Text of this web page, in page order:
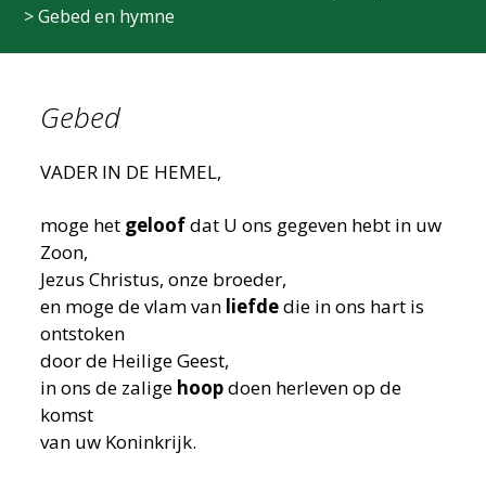
>Gebed en hymne
Gebed
VADER IN DE HEMEL,
moge het geloofdat U ons gegeven hebt in uw
Zoon,
Jezus Christus, onze broeder,
en moge de vlam van liefdedie in ons hart is
ontstoken
door de Heilige Geest,
in ons de zalige hoopdoen herleven op de
komst
van uw Koninkrijk.